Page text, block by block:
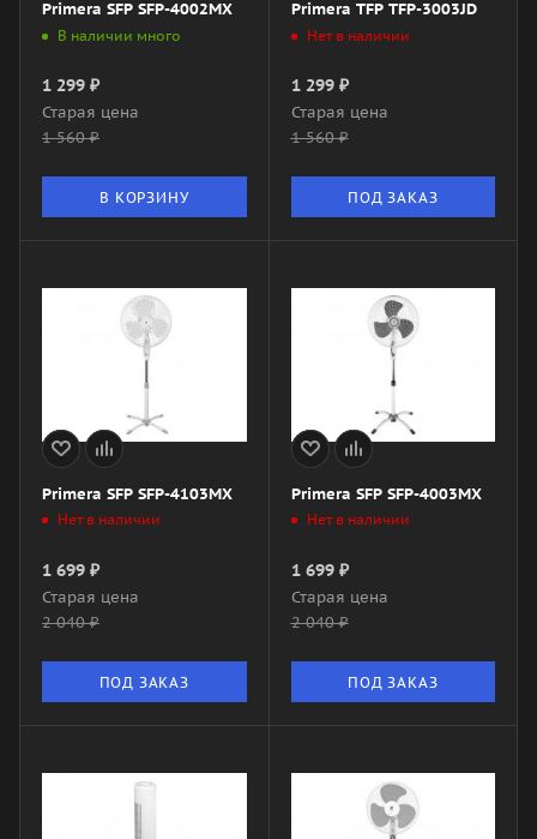
Primera SFP SFP-4002MX
В наличии много
1 299 ₽
Старая цена
1 560₽
В КОРЗИНУ
Primera TFP TFP-3003JD
Нет в наличии
1 299₽
Старая цена
1 560₽
ПОД ЗАКАЗ
Primera SFP SFP-4103MX
Нет в наличии
1 699 ₽
Старая цена
2 040₽
ПОД ЗАКАЗ
Primera SFP SFP-4003MX
Нет в наличии
1 699₽
Старая цена
2 040₽
ПОД ЗАКАЗ